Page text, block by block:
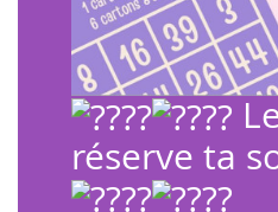
réserve ta